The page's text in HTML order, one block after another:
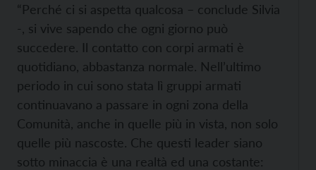
“Perché ci si aspetta qualcosa – conclude Silvia
-, si vive sapendo che ogni giorno può
succedere. Il contatto con corpi armati è
quotidiano, abbastanza normale. Nell’ultimo
periodo in cui sono stata lì gruppi armati
continuavano a passare in ogni zona della
Comunità, anche in quelle più in vista, non solo
quelle più nascoste. Che questi leader siano
sotto minaccia è una realtà ed una costante: